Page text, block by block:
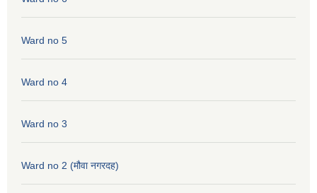
Ward no 5
Ward no 4
Ward no 3
Ward no 2 (मौवा नगरदह)